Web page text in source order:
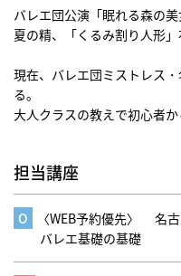
バレエ団公演「眠れる森の
夏の精、「くるみ割り人形
現在、バレエ団ミストレス
る。
大人クラスの教えで初心者
担当講座
〈WEB予約優先〉
バレエ基礎の基礎
名